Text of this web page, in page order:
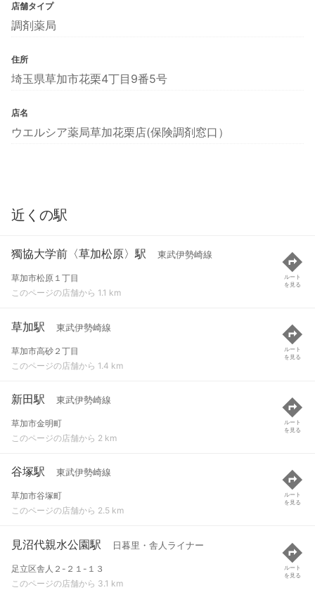
店舗タイプ
調剤薬局
住所
埼玉県草加市花栗4丁目9番5号
店名
ウエルシア薬局草加花栗店(保険調剤窓口）
近くの駅
獨協大学前〈草加松原〉駅 東武伊勢崎線
草加市松原１丁目
このページの店舗から 1.1 km
ルート
を見る
草加駅 東武伊勢崎線
草加市高砂２丁目
このページの店舗から 1.4 km
ルート
を見る
新田駅 東武伊勢崎線
草加市金明町
このページの店舗から 2 km
ルート
を見る
谷塚駅 東武伊勢崎線
草加市谷塚町
このページの店舗から 2.5 km
ルート
を見る
見沼代親水公園駅 日暮里・舎人ライナー
足立区舎人２-２１-１３
このページの店舗から 3.1 km
ルート
を見る